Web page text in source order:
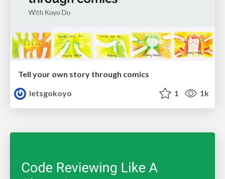
Tell your own story through comics
letsgokoyo
1 1k